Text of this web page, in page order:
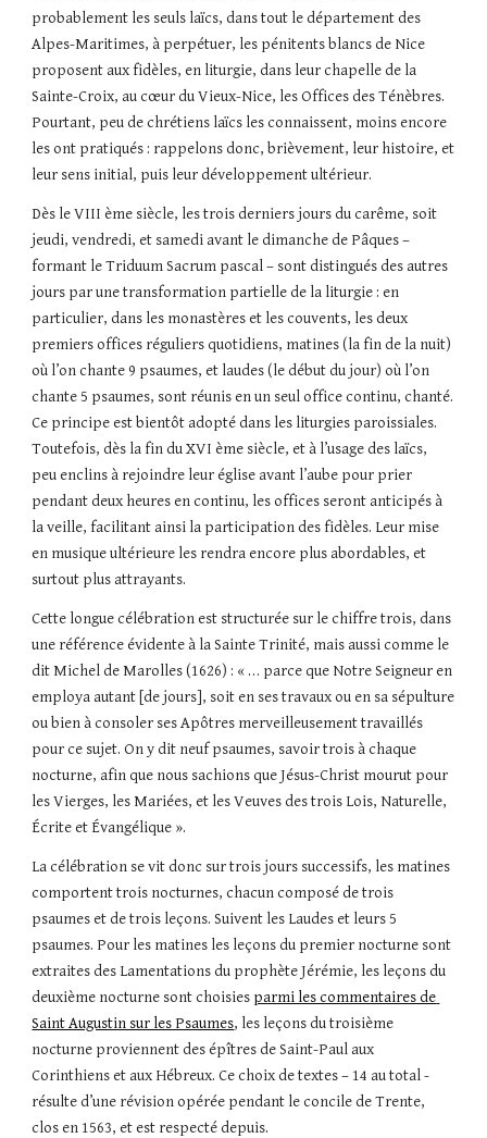
probablement les seuls laïcs, dans tout le département des
Alpes-Maritimes, à perpétuer, les pénitents blancs de Nice
proposent aux fidèles, en liturgie, dans leur chapelle de la
Sainte-Croix, au cœur du Vieux-Nice, les Offices des Ténèbres.
Pourtant, peu de chrétiens laïcs les connaissent, moins encore
les ont pratiqués : rappelons donc, brièvement, leur histoire, et
leur sens initial, puis leur développement ultérieur.
Dès le VIII ème siècle, les trois derniers jours du carême, soit
jeudi, vendredi, et samedi avant le dimanche de Pâques –
formant le Triduum Sacrum pascal – sont distingués des autres
jours par une transformation partielle de la liturgie : en
particulier, dans les monastères et les couvents, les deux
premiers offices réguliers quotidiens, matines (la fin de la nuit)
où l’on chante 9 psaumes, et laudes (le début du jour) où l’on
chante 5 psaumes, sont réunis en un seul office continu, chanté.
Ce principe est bientôt adopté dans les liturgies paroissiales.
Toutefois, dès la fin du XVI ème siècle, et à l’usage des laïcs,
peu enclins à rejoindre leur église avant l’aube pour prier
pendant deux heures en continu, les offices seront anticipés à
la veille, facilitant ainsi la participation des fidèles. Leur mise
en musique ultérieure les rendra encore plus abordables, et
surtout plus attrayants.
Cette longue célébration est structurée sur le chiffre trois, dans
une référence évidente à la Sainte Trinité, mais aussi comme le
dit Michel de Marolles (1626) : « … parce que Notre Seigneur en
employa autant [de jours], soit en ses travaux ou en sa sépulture
ou bien à consoler ses Apôtres merveilleusement travaillés
pour ce sujet. On y dit neuf psaumes, savoir trois à chaque
nocturne, afin que nous sachions que Jésus-Christ mourut pour
les Vierges, les Mariées, et les Veuves des trois Lois, Naturelle,
Écrite et Évangélique ».
La célébration se vit donc sur trois jours successifs, les matines
comportent trois nocturnes, chacun composé de trois
psaumes et de trois leçons. Suivent les Laudes et leurs 5
psaumes. Pour les matines les leçons du premier nocturne sont
extraites des Lamentations du prophète Jérémie, les leçons du
deuxième nocturne sont choisies parmi les commentaires de
Saint Augustin sur les Psaumes, les leçons du troisième
nocturne proviennent des épîtres de Saint-Paul aux
Corinthiens et aux Hébreux. Ce choix de textes – 14 au total -
résulte d’une révision opérée pendant le concile de Trente,
clos en 1563, et est respecté depuis.